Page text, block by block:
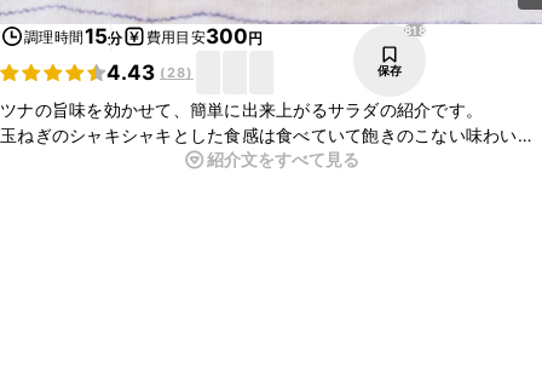
調理時間15分 費用目安300円
4.43 (28)
818
保存
ツナの旨味を効かせて、簡単に出来上がるサラダの紹介です。
玉ねぎのシャキシャキとした食感は食べていて飽きのこない味わいで
す。からしのピリッとした辛味が全体を引き締め、味にまとまりを出
紹介文をすべて見る